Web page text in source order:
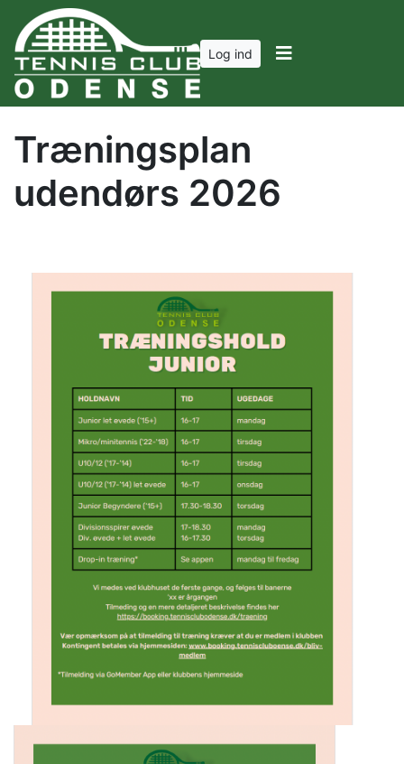
Log ind
Træningsplan
udendørs 2026